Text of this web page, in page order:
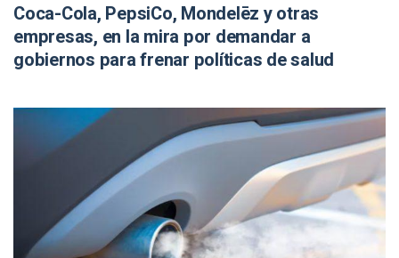
Coca-Cola, PepsiCo, Mondelēz y otras
empresas, en la mira por demandar a
gobiernos para frenar políticas de salud